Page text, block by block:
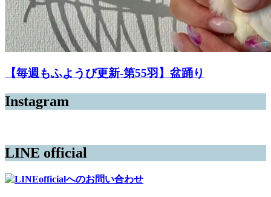
【毎週もふようび更新-第55羽】盆踊り
Instagram
LINE official